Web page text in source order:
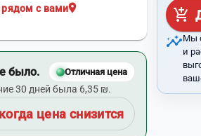
location_on
с вами
было. Отличная цена
30 дней была 6,35 ₪.
цена снизится
add_shopping_cart
insightsМы
и